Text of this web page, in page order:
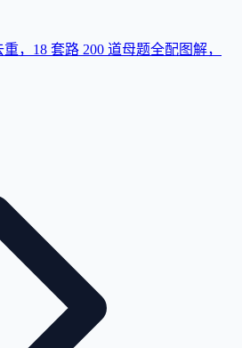
重，18 套路 200 道母题全配图解，